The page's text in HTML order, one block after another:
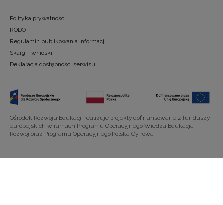
Polityka prywatności
RODO
Regulamin publikowania informacji
Skargi i wnioski
Deklaracja dostępności serwisu
Ośrodek Rozwoju Edukacji realizuje projekty dofinansowane z funduszy
europejskich w ramach Programu Operacyjnego Wiedza Edukacja
Rozwój oraz Programu Operacyjnego Polska Cyfrowa